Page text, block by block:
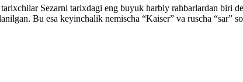
Sezarni tarixdagi eng buyuk harbiy rahbarlardan biri
Bu esa keyinchalik nemischa “Kaiser” va ruscha “sar”